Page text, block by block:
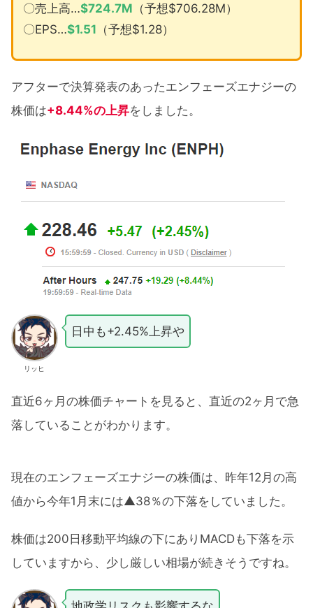
〇売上高…$724.7M （予想$706.28M）
〇EPS…$1.51 （予想$1.28）
アフターで決算発表のあったエンフェーズエナジーの
株価は+8.44%の上昇をしました。
リッヒ
日中も+2.45%上昇や
直近6ヶ月の株価チャートを見ると、直近の2ヶ月で急
落していることがわかります。
現在のエンフェーズエナジーの株価は、昨年12月の高
値から今年1月末には▲38％の下落をしていました。
株価は200日移動平均線の下にありMACDも下落を示
していますから、少し厳しい相場が続きそうですね。